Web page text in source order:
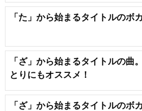
「た」から始まるタイトルのボ
「ざ」から始まるタイトルの曲
とりにもオススメ！
「ざ」から始まるタイトルのボ